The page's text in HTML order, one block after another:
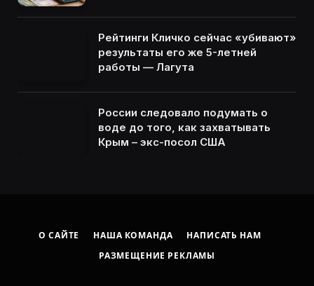
Рейтинги Кличко сейчас «убивают»
результаты его же 5-летней
работы — Лагута
России следовало подумать о
воде до того, как захватывать
Крым – экс-посол США
О САЙТЕ НАША КОМАНДА
НАПИСАТЬ НАМ
РАЗМЕЩЕНИЕ РЕКЛАМЫ